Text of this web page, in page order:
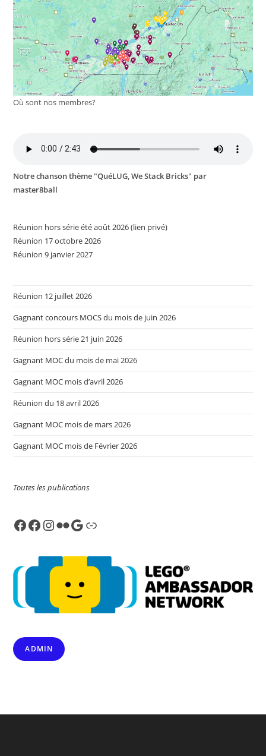
Où sont nos membres?
Notre chanson thème "QuéLUG, We Stack Bricks" par
master8ball
Réunion hors série été août 2026 (lien privé)
Réunion 17 octobre 2026
Réunion 9 janvier 2027
Réunion 12 juillet 2026
Gagnant concours MOCS du mois de juin 2026
Réunion hors série 21 juin 2026
Gagnant MOC du mois de mai 2026
Gagnant MOC mois d’avril 2026
Réunion du 18 avril 2026
Gagnant MOC mois de mars 2026
Gagnant MOC mois de Février 2026
Toutes les publications
Facebook
Facebook
Instagram
FlickrGoogle
Link
ADMIN